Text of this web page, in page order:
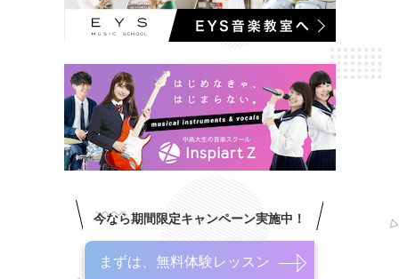
今なら期間限定キャンペーン実施中！
まずは、無料体験レッスン